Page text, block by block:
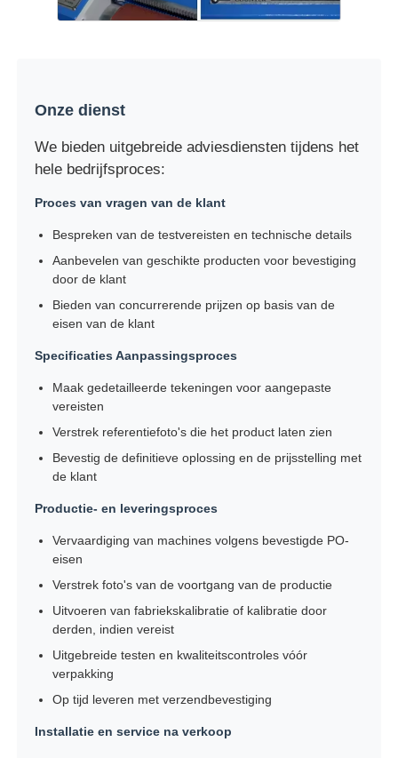
Onze dienst
We bieden uitgebreide adviesdiensten tijdens het
hele bedrijfsproces:
Proces van vragen van de klant
Bespreken van de testvereisten en technische details
Aanbevelen van geschikte producten voor bevestiging
door de klant
Bieden van concurrerende prijzen op basis van de
eisen van de klant
Specificaties Aanpassingsproces
Maak gedetailleerde tekeningen voor aangepaste
vereisten
Verstrek referentiefoto's die het product laten zien
Bevestig de definitieve oplossing en de prijsstelling met
de klant
Productie- en leveringsproces
Vervaardiging van machines volgens bevestigde PO-
eisen
Verstrek foto's van de voortgang van de productie
Uitvoeren van fabriekskalibratie of kalibratie door
derden, indien vereist
Uitgebreide testen en kwaliteitscontroles vóór
verpakking
Op tijd leveren met verzendbevestiging
Installatie en service na verkoop